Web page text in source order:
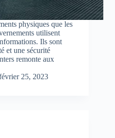
physiques que les
utilisent
Ils sont
et une sécurité
remonte aux
25, 2023